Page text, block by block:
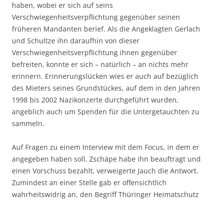
haben, wobei er sich auf seins
Verschwiegenheitsverpflichtung gegenüber seinen
früheren Mandanten berief. Als die Angeklagten Gerlach
und Schultze ihn daraufhin von dieser
Verschwiegenheitsverpflichtung ihnen gegenüber
befreiten, konnte er sich – natürlich – an nichts mehr
erinnern. Erinnerungslücken wies er auch auf bezüglich
des Mieters seines Grundstückes, auf dem in den Jahren
1998 bis 2002 Nazikonzerte durchgeführt wurden,
angeblich auch um Spenden für die Untergetauchten zu
sammeln.
Auf Fragen zu einem Interview mit dem Focus, in dem er
angegeben haben soll, Zschäpe habe ihn beauftragt und
einen Vorschuss bezahlt, verweigerte Jauch die Antwort.
Zumindest an einer Stelle gab er offensichtlich
wahrheitswidrig an, den Begriff Thüringer Heimatschutz